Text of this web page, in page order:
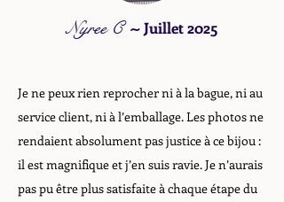
Nyree C ~Juillet 2025
Je ne peux rien reprocher ni à la bague, ni au
service client, ni à l’emballage. Les photos ne
rendaient absolument pas justice à ce bijou :
il est magnifique et j’en suis ravie. Je n’aurais
pas pu être plus satisfaite à chaque étape du